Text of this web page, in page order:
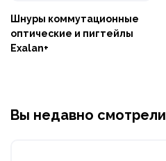
Шнуры коммутационные
оптические и пигтейлы
Exalan+
Вы недавно смотрели